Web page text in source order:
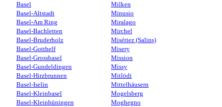
Basel
Basel-Altstadt
Basel-Am Ring
Basel-Bachletten
Basel-Bruderholz
Basel-Gotthelf
Basel-Grossbasel
Basel-Gundeldingen
Basel-Hirzbrunnen
Basel-Iselin
Basel-Kleinbasel
Basel-Kleinhüningen
Milken
Minusio
Miralago
Mirchel
Misériez (Salins)
Misery
Mission
Missy
Mitlödi
Mittelhäusern
Mogelsberg
Moghegno